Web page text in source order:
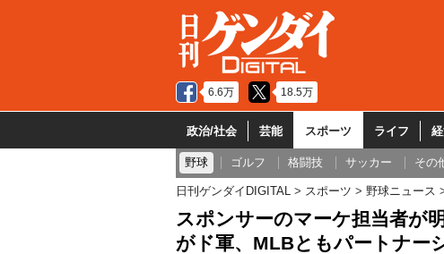
6.6万 18.5万
政治/社会 芸能 スポーツ ライフ
野球 ゴルフ 格闘技 サッカー その
日刊ゲンダイDIGITAL スポーツ 野球ニュース
スポンサーのマーケ担当者が
がド軍、MLBともパートナー